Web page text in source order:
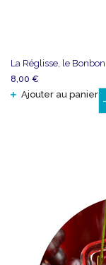
La Réglisse, le
8,00 €
Ajouter au panier
-